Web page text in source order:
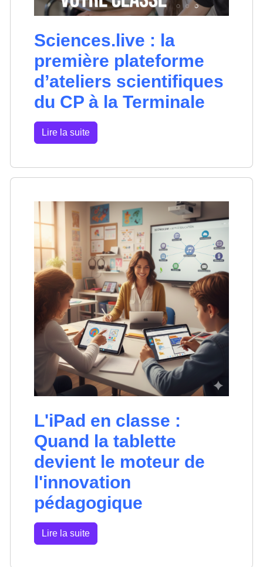
Sciences.live : la
première plateforme
d’ateliers scientifiques
du CP à la Terminale
Lire la suite
L'iPad en classe :
Quand la tablette
devient le moteur de
l'innovation
pédagogique
Lire la suite